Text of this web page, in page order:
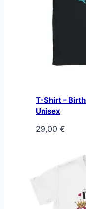
T-Shirt –
Unisex
29,00 €